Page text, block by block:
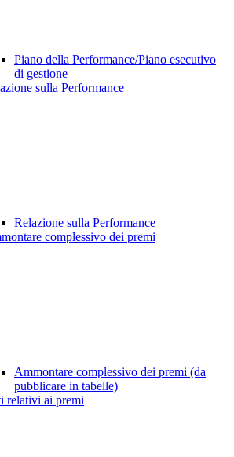
Piano della Performance/Piano esecutivo
di gestione
sulla Performance
Relazione sulla Performance
complessivo dei premi
Ammontare complessivo dei premi (da
pubblicare in tabelle)
relativi ai premi